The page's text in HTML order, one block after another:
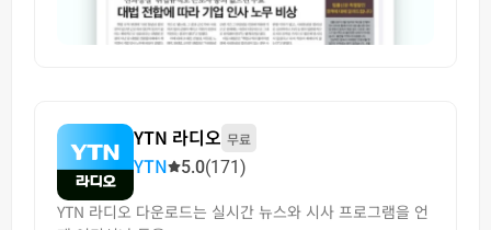
YTN 라디오 무료
YTN 5.0(171)
YTN 라디오 다운로드는 실시간 뉴스와 시사 프로그램을 언